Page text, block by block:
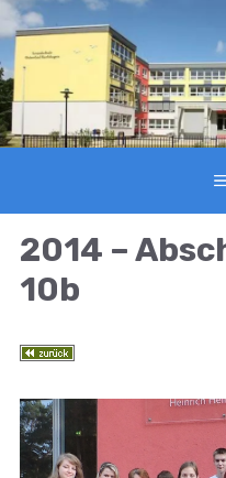
Zum
Inhalt
springen
2014 –
10b